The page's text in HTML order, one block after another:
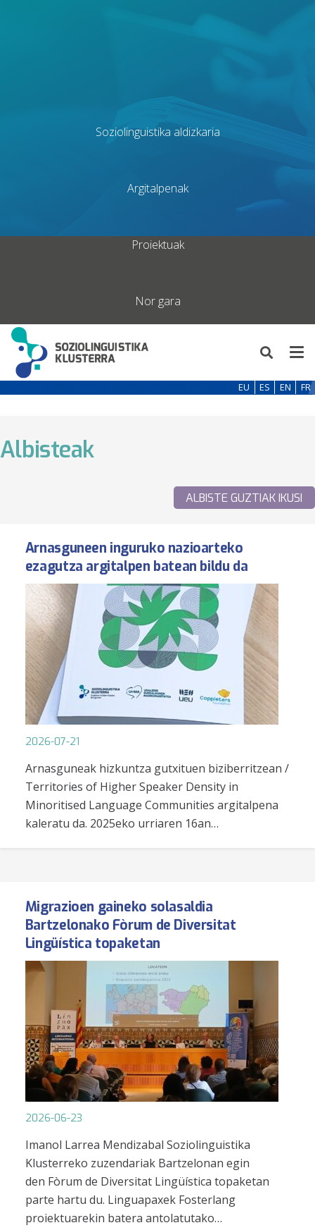
Soziolinguistika aldizkaria
Argitalpenak
Proiektuak
Nor gara
EU ES EN FR
Albisteak
ALBISTE GUZTIAK IKUSI
Arnasguneen inguruko nazioarteko
ezagutza argitalpen batean bildu da
2026-07-21
Arnasguneak hizkuntza gutxituen biziberritzean /
Territories of Higher Speaker Density in
Minoritised Language Communities argitalpena
kaleratu da. 2025eko urriaren 16an…
Migrazioen gaineko solasaldia
Bartzelonako Fòrum de Diversitat
Lingüística topaketan
2026-06-23
Imanol Larrea Mendizabal Soziolinguistika
Klusterreko zuzendariak Bartzelonan egin
den Fòrum de Diversitat Lingüística topaketan
parte hartu du. Linguapaxek Fosterlang
proiektuarekin batera antolatutako…